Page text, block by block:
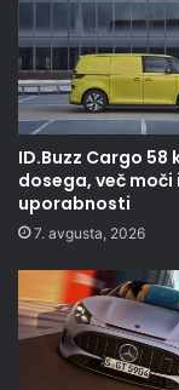
ID.Buzz Cargo 58
dosega, več moči
uporabnosti
7. avgusta, 2026